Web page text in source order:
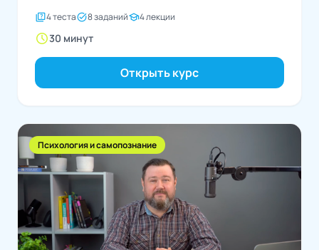
quiz4 тестаtask_alt8 заданийschool4 лекции
schedule30 минут
Открыть курс
Психология и самопознание